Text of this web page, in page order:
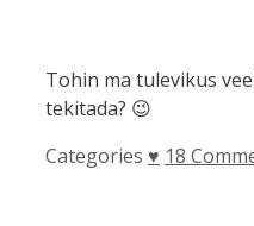
Tohin ma tulevikus
tekitada? 😉
Categories ♥ 18